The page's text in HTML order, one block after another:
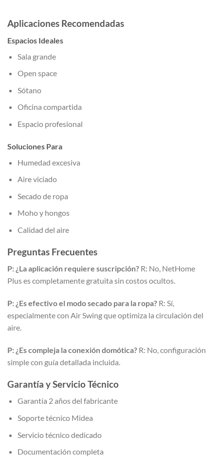
Aplicaciones Recomendadas
Espacios Ideales
Sala grande
Open space
Sótano
Oficina compartida
Espacio profesional
Soluciones Para
Humedad excesiva
Aire viciado
Secado de ropa
Moho y hongos
Calidad del aire
Preguntas Frecuentes
P: ¿La aplicación requiere suscripción? R: No, NetHome
Plus es completamente gratuita sin costos ocultos.
P: ¿Es efectivo el modo secado para la ropa? R: Sí,
especialmente con Air Swing que optimiza la circulación del
aire.
P: ¿Es compleja la conexión domótica? R: No, configuración
simple con guía detallada incluida.
Garantía y Servicio Técnico
Garantía 2 años del fabricante
Soporte técnico Midea
Servicio técnico dedicado
Documentación completa